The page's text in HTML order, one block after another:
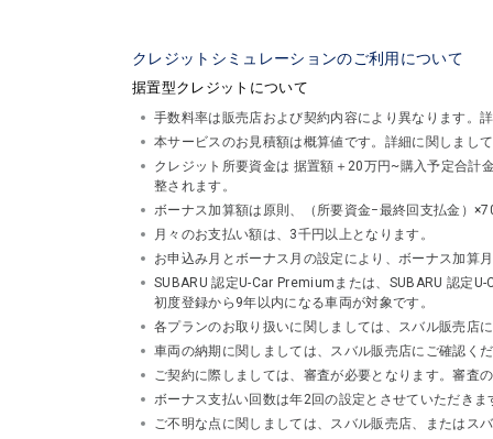
クレジットシミュレーションのご利用について
据置型クレジットについて
手数料率は販売店および契約内容により異なります。
本サービスのお見積額は概算値です。詳細に関しまし
クレジット所要資金は 据置額＋20万円~購入予定合計
整されます。
ボーナス加算額は原則、（所要資金−最終回支払金）
月々のお支払い額は、3千円以上となります。
お申込み月とボーナス月の設定により、ボーナス加算
SUBARU 認定U-Car Premiumまたは、SUBARU 認定
初度登録から9年以内になる車両が対象です。
各プランのお取り扱いに関しましては、スバル販売店
車両の納期に関しましては、スバル販売店にご確認く
ご契約に際しましては、審査が必要となります。審査
ボーナス支払い回数は年2回の設定とさせていただきま
ご不明な点に関しましては、スバル販売店、またはス